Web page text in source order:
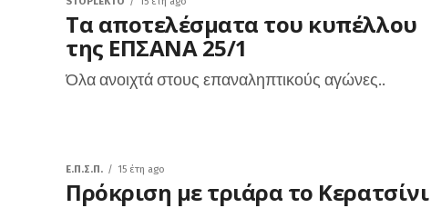
Tα αποτελέσματα του κυπέλλου
της ΕΠΣΑΝΑ 25/1
Όλα ανοιχτά στους επαναληπτικούς αγώνες..
Ε.Π.Σ.Π. 15 έτη ago
Πρόκριση με τριάρα το Κερατσίνι